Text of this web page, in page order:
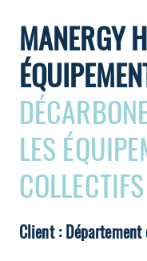
MANERGY
LES
COLLECTIFS
Client : Département